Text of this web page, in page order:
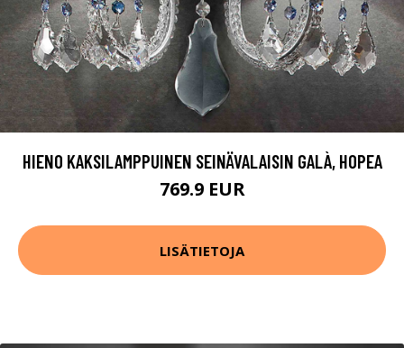
HIENO KAKSILAMPPUINEN SEINÄVALAISIN GALÀ, HOPEA
769.9 EUR
LISÄTIETOJA